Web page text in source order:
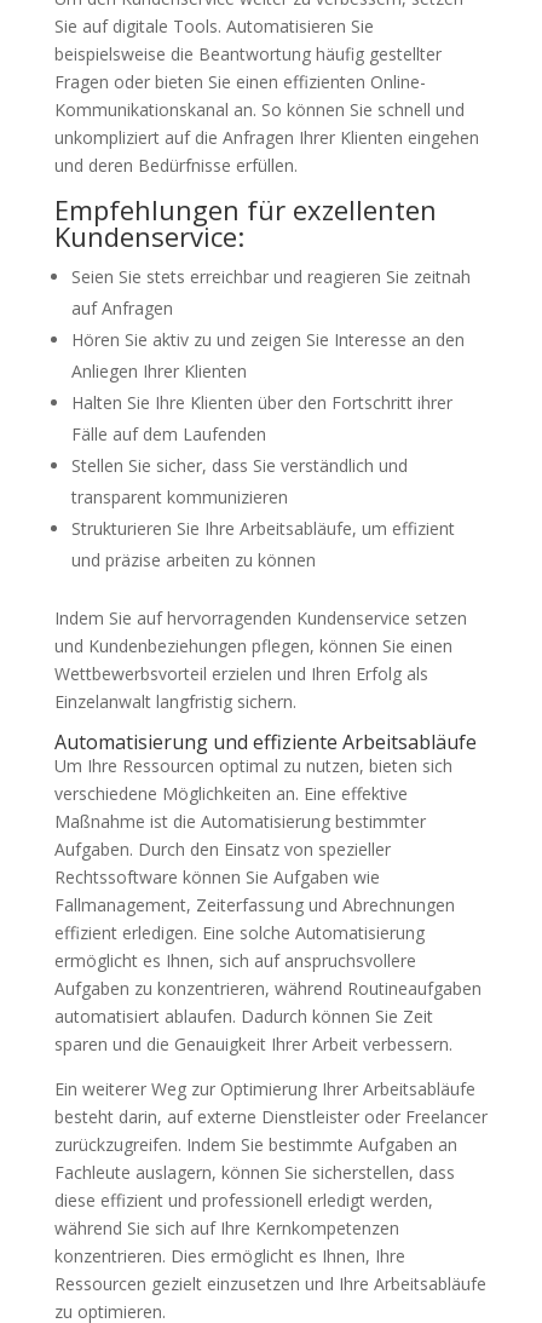
Sie auf digitale Tools. Automatisieren Sie
beispielsweise die Beantwortung häufig gestellter
Fragen oder bieten Sie einen effizienten Online-
Kommunikationskanal an. So können Sie schnell und
unkompliziert auf die Anfragen Ihrer Klienten eingehen
und deren Bedürfnisse erfüllen.
Empfehlungen für exzellenten
Kundenservice:
Seien Sie stets erreichbar und reagieren Sie zeitnah
auf Anfragen
Hören Sie aktiv zu und zeigen Sie Interesse an den
Anliegen Ihrer Klienten
Halten Sie Ihre Klienten über den Fortschritt ihrer
Fälle auf dem Laufenden
Stellen Sie sicher, dass Sie verständlich und
transparent kommunizieren
Strukturieren Sie Ihre Arbeitsabläufe, um effizient
und präzise arbeiten zu können
Indem Sie auf hervorragenden Kundenservice setzen
und Kundenbeziehungen pflegen, können Sie einen
Wettbewerbsvorteil erzielen und Ihren Erfolg als
Einzelanwalt langfristig sichern.
Automatisierung und effiziente Arbeitsabläufe
Um Ihre Ressourcen optimal zu nutzen, bieten sich
verschiedene Möglichkeiten an. Eine effektive
Maßnahme ist die Automatisierung bestimmter
Aufgaben. Durch den Einsatz von spezieller
Rechtssoftware können Sie Aufgaben wie
Fallmanagement, Zeiterfassung und Abrechnungen
effizient erledigen. Eine solche Automatisierung
ermöglicht es Ihnen, sich auf anspruchsvollere
Aufgaben zu konzentrieren, während Routineaufgaben
automatisiert ablaufen. Dadurch können Sie Zeit
sparen und die Genauigkeit Ihrer Arbeit verbessern.
Ein weiterer Weg zur Optimierung Ihrer Arbeitsabläufe
besteht darin, auf externe Dienstleister oder Freelancer
zurückzugreifen. Indem Sie bestimmte Aufgaben an
Fachleute auslagern, können Sie sicherstellen, dass
diese effizient und professionell erledigt werden,
während Sie sich auf Ihre Kernkompetenzen
konzentrieren. Dies ermöglicht es Ihnen, Ihre
Ressourcen gezielt einzusetzen und Ihre Arbeitsabläufe
zu optimieren.